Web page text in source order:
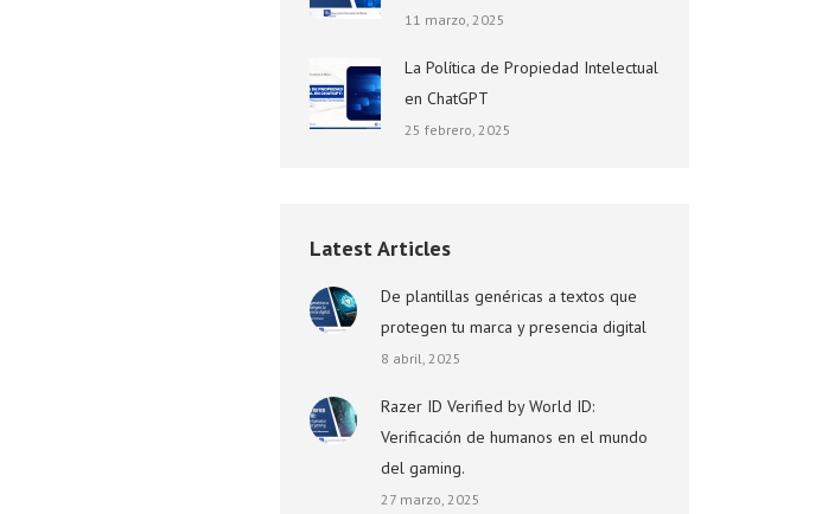
11 marzo, 2025
La Política de Propiedad Intelectual
en ChatGPT
25 febrero, 2025
Latest Articles
De plantillas genéricas a textos que
protegen tu marca y presencia digital
8 abril, 2025
Razer ID Verified by World ID:
Verificación de humanos en el mundo
del gaming.
27 marzo, 2025